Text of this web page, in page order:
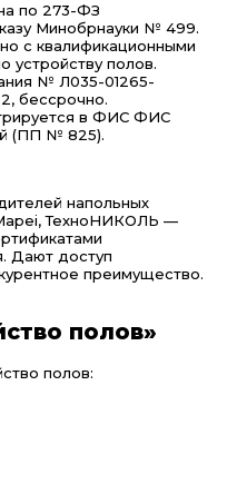
по 273-ФЗ
Минобрнауки № 499.
с квалификационными
устройству полов.
№ Л035-01265-
бессрочно.
в ФИС ФИС
(ПП № 825).
напольных
ТехноНИКОЛЬ —
Дают доступ
преимущество.
полов»
полов: